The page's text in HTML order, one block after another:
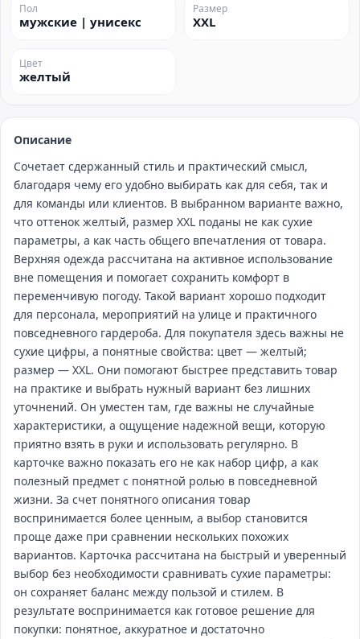
Пол
мужские | унисекс
Размер
XXL
Цвет
желтый
Описание
Сочетает сдержанный стиль и практический смысл,
благодаря чему его удобно выбирать как для себя, так и
для команды или клиентов. В выбранном варианте важно,
что оттенок желтый, размер XXL поданы не как сухие
параметры, а как часть общего впечатления от товара.
Верхняя одежда рассчитана на активное использование
вне помещения и помогает сохранить комфорт в
переменчивую погоду. Такой вариант хорошо подходит
для персонала, мероприятий на улице и практичного
повседневного гардероба. Для покупателя здесь важны не
сухие цифры, а понятные свойства: цвет — желтый;
размер — XXL. Они помогают быстрее представить товар
на практике и выбрать нужный вариант без лишних
уточнений. Он уместен там, где важны не случайные
характеристики, а ощущение надежной вещи, которую
приятно взять в руки и использовать регулярно. В
карточке важно показать его не как набор цифр, а как
полезный предмет с понятной ролью в повседневной
жизни. За счет понятного описания товар
воспринимается более ценным, а выбор становится
проще даже при сравнении нескольких похожих
вариантов. Карточка рассчитана на быстрый и уверенный
выбор без необходимости сравнивать сухие параметры:
он сохраняет баланс между пользой и стилем. В
результате воспринимается как готовое решение для
покупки: понятное, аккуратное и достаточно